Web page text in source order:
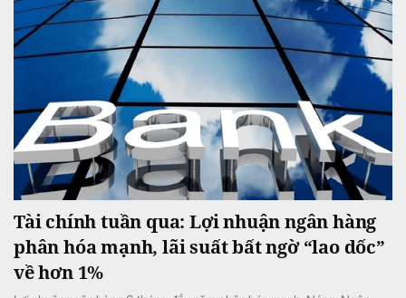
Tài chính tuần qua: Lợi nhuận ngân hàng
phân hóa mạnh, lãi suất bất ngờ “lao dốc”
về hơn 1%